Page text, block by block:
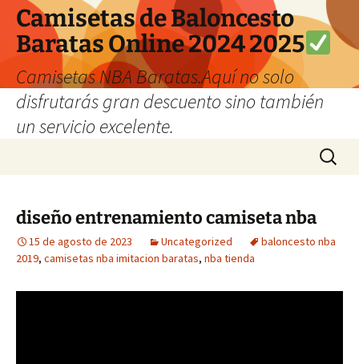
Camisetas de Baloncesto
Baratas Online 2024 2025
Camisetas NBA Baratas.Aquí no solo
disfrutarás gran descuento sino también
un servicio excelente.
Buscar:
diseño entrenamiento camiseta nba
15 de agosto de 2023 Uncategorized
baloncesto nba
2019, camisetas nba imitacion baratas, nba tienda